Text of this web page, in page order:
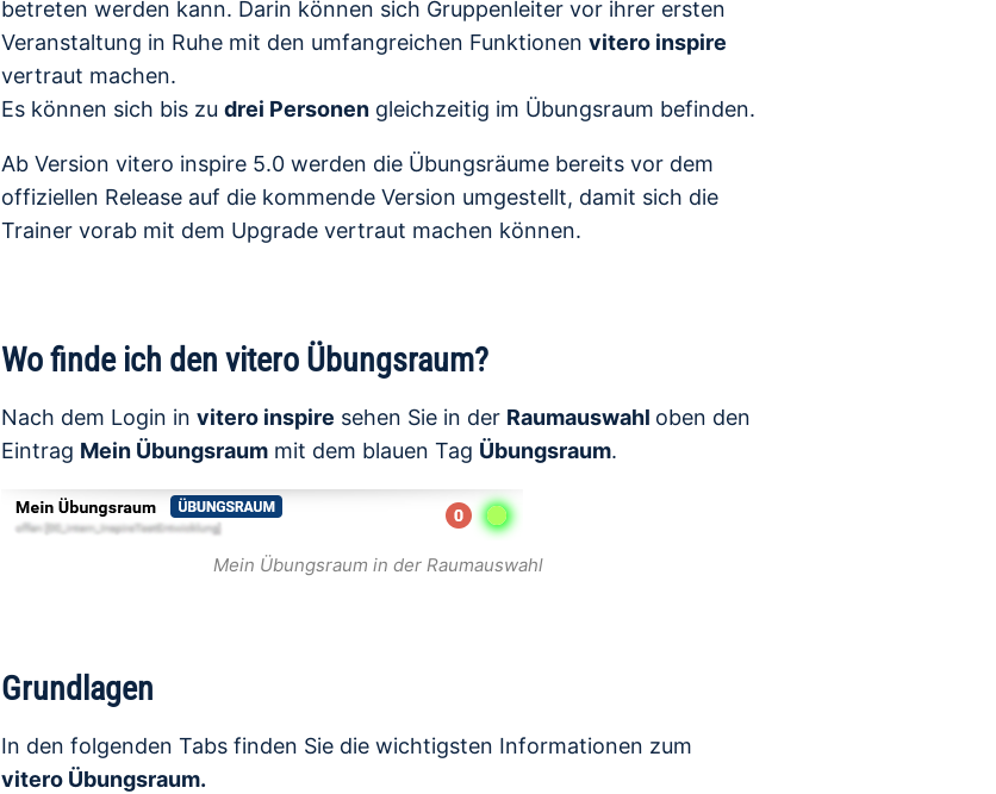
betreten werden kann. Darin können sich Gruppenleiter vor ihrer ersten
Veranstaltung in Ruhe mit den umfangreichen Funktionen vitero inspire
vertraut machen.
Es können sich bis zu drei Personen gleichzeitig im Übungsraum befinden.
Ab Version vitero inspire 5.0 werden die Übungsräume bereits vor dem
offiziellen Release auf die kommende Version umgestellt, damit sich die
Trainer vorab mit dem Upgrade vertraut machen können.
Wo finde ich den vitero Übungsraum?
Nach dem Login in vitero inspire sehen Sie in der Raumauswahl oben den
Eintrag Mein Übungsraum mit dem blauen Tag Übungsraum.
Mein Übungsraum in der Raumauswahl
Grundlagen
In den folgenden Tabs finden Sie die wichtigsten Informationen zum
vitero Übungsraum.